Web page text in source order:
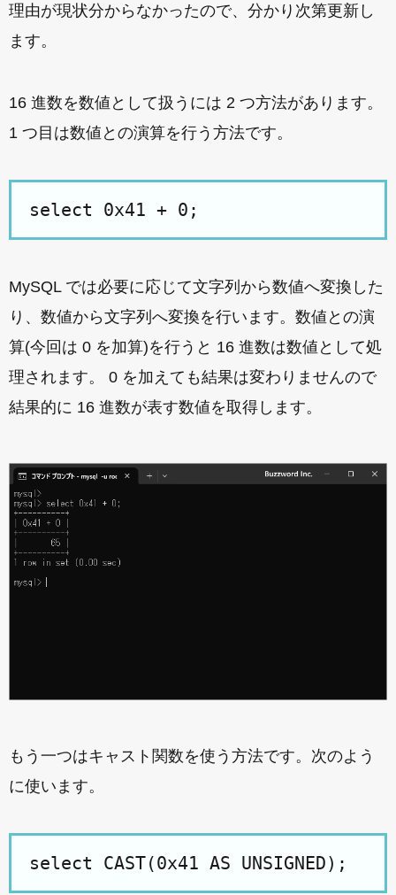
理由が現状分からなかったので、分かり次第更新し
ます。
16 進数を数値として扱うには 2 つ方法があります。
1 つ目は数値との演算を行う方法です。
select 0x41 + 0;
MySQL では必要に応じて文字列から数値へ変換した
り、数値から文字列へ変換を行います。数値との演
算(今回は 0 を加算)を行うと 16 進数は数値として処
理されます。 0 を加えても結果は変わりませんので
結果的に 16 進数が表す数値を取得します。
もう一つはキャスト関数を使う方法です。次のよう
に使います。
select CAST(0x41 AS UNSIGNED);